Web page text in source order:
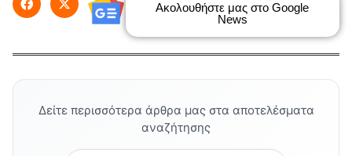
Ακολουθήστε μας στο Google
News
Δείτε περισσότερα άρθρα μας στα αποτελέσματα
αναζήτησης